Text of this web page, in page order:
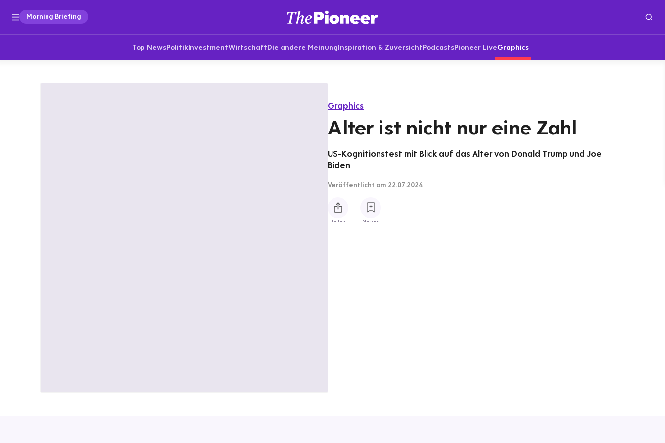
Morning Briefing
Top NewsPolitikInvestmentWirtschaftDie andere MeinungInspiration & ZuversichtPodcastsPioneer LiveGraphics
Graphics
Alter ist nicht nur eine Zahl
US-Kognitionstest mit Blick auf das Alter von Donald Trump und Joe
Biden
Veröffentlicht am 22.07.2024
Teilen Merken